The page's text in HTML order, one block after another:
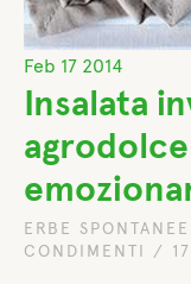
Feb 17 2014
Insalata
ERBE SPONTANEE
CONDIMENTI
/